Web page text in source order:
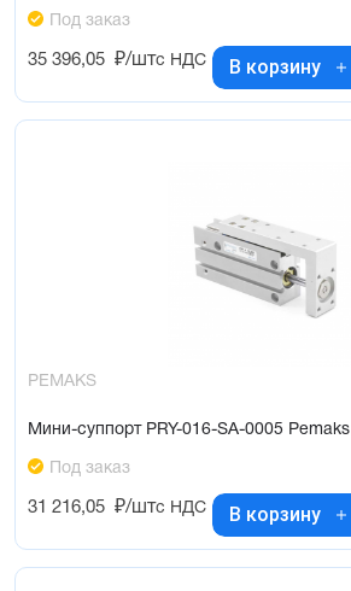
Под заказ
35 396,05 ₽/штс НДС В корзину
PEMAKS
Мини-суппорт PRY-016-SA-0005 Pemaks
Под заказ
31 216,05 ₽/штс НДС В корзину